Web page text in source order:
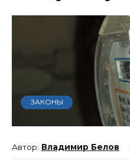
ЗАКОНЫ
Владимир Белов